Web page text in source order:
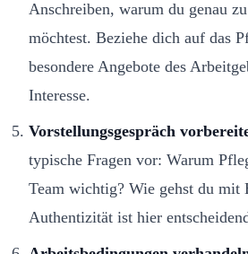
Anschreiben, warum du genau
möchtest. Beziehe dich auf das
besondere Angebote des
Interesse.
Vorstellungsgespräch
typische Fragen vor: Warum
Team wichtig? Wie gehst du mit
Authentizität ist hier